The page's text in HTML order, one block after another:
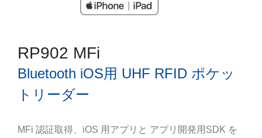
RP902 MFi
Bluetooth iOS用 UHF RFID ポケッ
トリーダー
MFi 認証取得、iOS 用アプリと アプリ開発用SDK を